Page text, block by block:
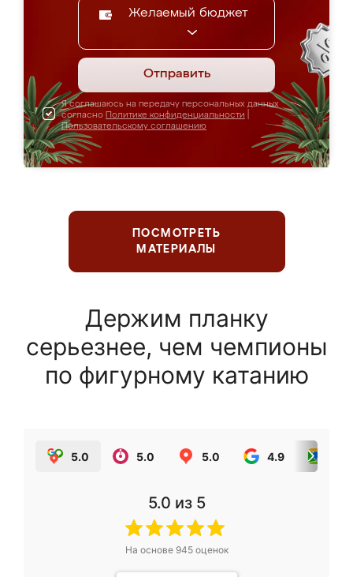
Желаемый бюджет
Отправить
Я соглашаюсь на передачу персональных данных
согласно Политике конфиденциальности
Пользовательскому соглашению
ПОСМОТРЕТЬ
МАТЕРИАЛЫ
Держим планку
серьезнее, чем чемпионы
по фигурному катанию
5.0 5.0 5.0 4.9
5.0 из 5
На основе 945оценок